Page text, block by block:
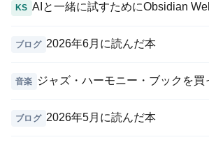
KS AIと一緒に試すためにObsidian
ブログ 2026年6月に読んだ本
音楽 ジャズ・ハーモニー・ブックを買
ブログ 2026年5月に読んだ本